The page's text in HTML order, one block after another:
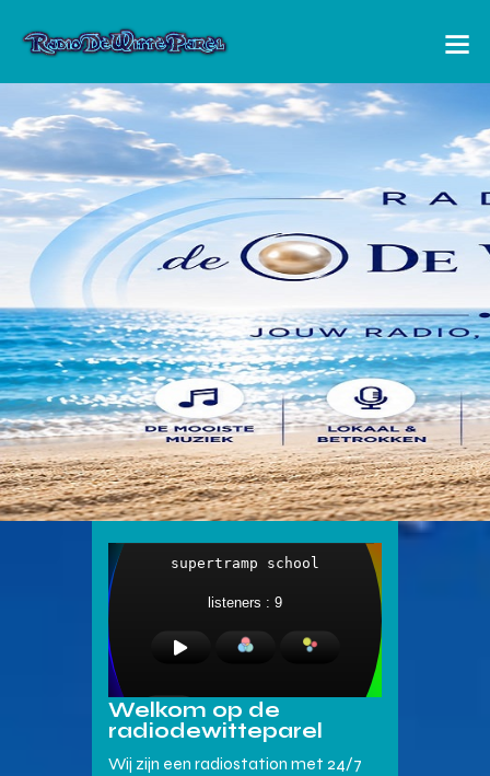
Welkom op de
radiodewitteparel
Wij zijn een radiostation met 24/7